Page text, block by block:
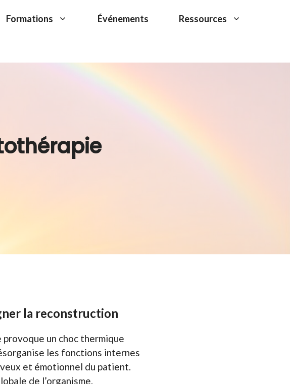
Formations Événements Ressources
la reconstruction
provoque un choc thermique
les fonctions internes
et émotionnel du patient.
de l’organisme.